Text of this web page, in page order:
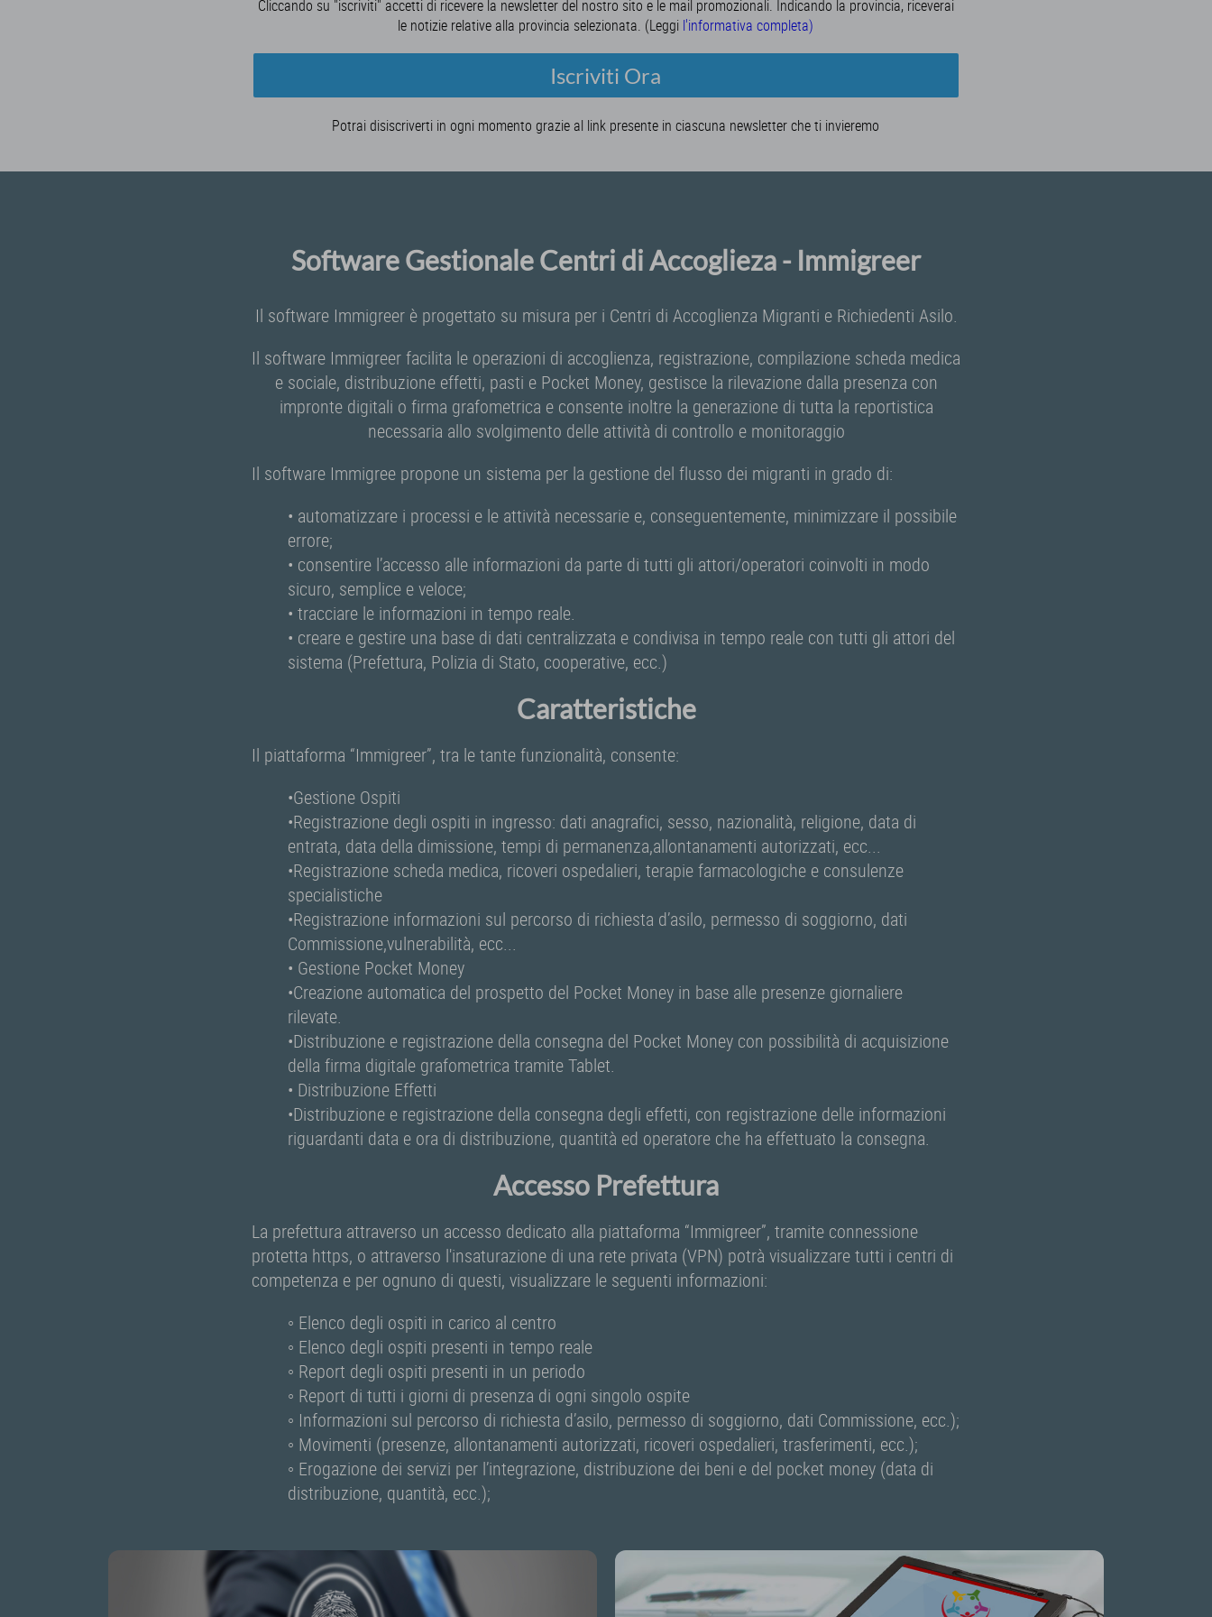
Cliccando su "iscriviti" accetti di ricevere la newsletter del nostro sito e le mail promozionali. Indicando la provincia, riceverai
le notizie relative alla provincia selezionata. (Leggi l'informativa completa)
Iscriviti Ora
Potrai disiscriverti in ogni momento grazie al link presente in ciascuna newsletter che ti invieremo
Software Gestionale Centri di Accoglieza - Immigreer
Il software Immigreer è progettato su misura per i Centri di Accoglienza Migranti e Richiedenti Asilo.
Il software Immigreer facilita le operazioni di accoglienza, registrazione, compilazione scheda medica
e sociale, distribuzione effetti, pasti e Pocket Money, gestisce la rilevazione dalla presenza con
impronte digitali o firma grafometrica e consente inoltre la generazione di tutta la reportistica
necessaria allo svolgimento delle attività di controllo e monitoraggio
Il software Immigree propone un sistema per la gestione del flusso dei migranti in grado di:
• automatizzare i processi e le attività necessarie e, conseguentemente, minimizzare il possibile
errore;
• consentire l’accesso alle informazioni da parte di tutti gli attori/operatori coinvolti in modo
sicuro, semplice e veloce;
• tracciare le informazioni in tempo reale.
• creare e gestire una base di dati centralizzata e condivisa in tempo reale con tutti gli attori del
sistema (Prefettura, Polizia di Stato, cooperative, ecc.)
Caratteristiche
Il piattaforma “Immigreer”, tra le tante funzionalità, consente:
•Gestione Ospiti
•Registrazione degli ospiti in ingresso: dati anagrafici, sesso, nazionalità, religione, data di
entrata, data della dimissione, tempi di permanenza,allontanamenti autorizzati, ecc...
•Registrazione scheda medica, ricoveri ospedalieri, terapie farmacologiche e consulenze
specialistiche
•Registrazione informazioni sul percorso di richiesta d’asilo, permesso di soggiorno, dati
Commissione,vulnerabilità, ecc...
• Gestione Pocket Money
•Creazione automatica del prospetto del Pocket Money in base alle presenze giornaliere
rilevate.
•Distribuzione e registrazione della consegna del Pocket Money con possibilità di acquisizione
della firma digitale grafometrica tramite Tablet.
• Distribuzione Effetti
•Distribuzione e registrazione della consegna degli effetti, con registrazione delle informazioni
riguardanti data e ora di distribuzione, quantità ed operatore che ha effettuato la consegna.
Accesso Prefettura
La prefettura attraverso un accesso dedicato alla piattaforma “Immigreer”, tramite connessione
protetta https, o attraverso l'insaturazione di una rete privata (VPN) potrà visualizzare tutti i centri di
competenza e per ognuno di questi, visualizzare le seguenti informazioni:
◦ Elenco degli ospiti in carico al centro
◦ Elenco degli ospiti presenti in tempo reale
◦ Report degli ospiti presenti in un periodo
◦ Report di tutti i giorni di presenza di ogni singolo ospite
◦ Informazioni sul percorso di richiesta d’asilo, permesso di soggiorno, dati Commissione, ecc.);
◦ Movimenti (presenze, allontanamenti autorizzati, ricoveri ospedalieri, trasferimenti, ecc.);
◦ Erogazione dei servizi per l’integrazione, distribuzione dei beni e del pocket money (data di
distribuzione, quantità, ecc.);